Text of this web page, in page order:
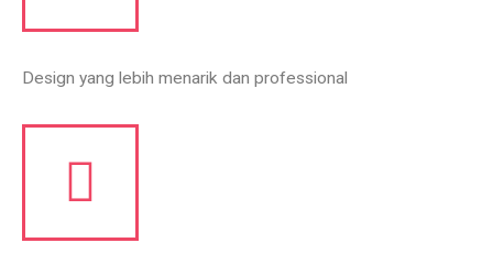
Design yang lebih menarik dan professional